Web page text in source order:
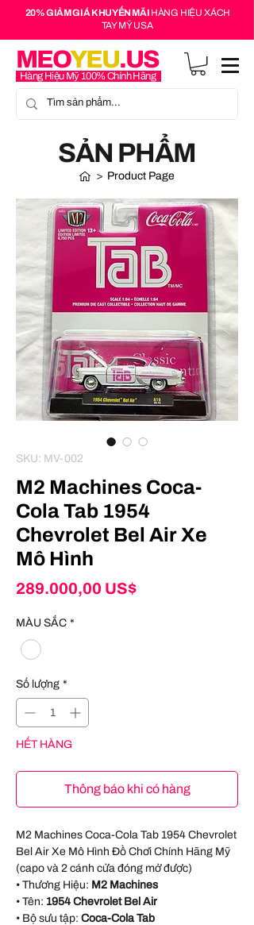
20% GIẢM GIÁ KHUYẾN MÃI HÀNG HIỆU XÁCH
TAY MỸ USA
MEOYEU.US
Hàng Hiệu Mỹ 100% Chính Hãng
SẢN PHẨM
> Product Page
SKU: MV-002
M2 Machines Coca-
Cola Tab 1954
Chevrolet Bel Air Xe
Mô Hình
289.000,00 US$Giá
MÀU SẮC *
Số lượng *
HẾT HÀNG
Thông báo khi có hàng
M2 Machines Coca-Cola Tab 1954 Chevrolet
Bel Air Xe Mô Hình Đồ Chơi Chính Hãng Mỹ
(capo và 2 cánh cửa đóng mở được)
• Thương Hiệu: M2 Machines
• Tên: 1954 Chevrolet Bel Air
• Bộ sưu tập: Coca-Cola Tab